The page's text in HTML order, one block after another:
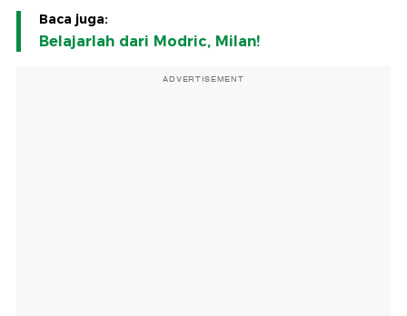
Baca juga:
Belajarlah dari Modric, Milan!
ADVERTISEMENT